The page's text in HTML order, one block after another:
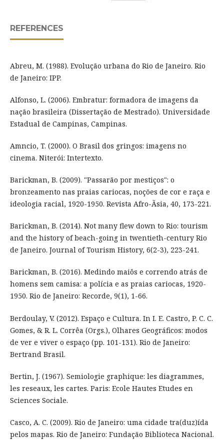
REFERENCES
Abreu, M. (1988). Evolução urbana do Rio de Janeiro. Rio
de Janeiro: IPP.
Alfonso, L. (2006). Embratur: formadora de imagens da
nação brasileira (Dissertação de Mestrado). Universidade
Estadual de Campinas, Campinas.
Amncio, T. (2000). O Brasil dos gringos: imagens no
cinema. Niterói: Intertexto.
Barickman, B. (2009). "Passarão por mestiços": o
bronzeamento nas praias cariocas, noções de cor e raça e
ideologia racial, 1920-1950. Revista Afro-Ãsia, 40, 173-221.
Barickman, B. (2014). Not many flew down to Rio: tourism
and the history of beach-going in twentieth-century Rio
de Janeiro. Journal of Tourism History, 6(2-3), 223-241.
Barickman, B. (2016). Medindo maiôs e correndo atrás de
homens sem camisa: a polícia e as praias cariocas, 1920-
1950. Rio de Janeiro: Recorde, 9(1), 1-66.
Berdoulay, V. (2012). Espaço e Cultura. In I. E. Castro, P. C. C.
Gomes, & R. L. Corrêa (Orgs.), Olhares Geográficos: modos
de ver e viver o espaço (pp. 101-131). Rio de Janeiro:
Bertrand Brasil.
Bertin, J. (1967). Semiologie graphique: les diagrammes,
les reseaux, les cartes. Paris: Ecole Hautes Etudes en
Sciences Sociale.
Casco, A. C. (2009). Rio de Janeiro: uma cidade tra(duz)ída
pelos mapas. Rio de Janeiro: Fundação Biblioteca Nacional.